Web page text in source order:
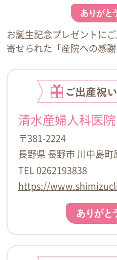
お誕生記念プレゼントに
寄せられた「産院への感
清水産婦人科医院
〒381-2224
長野県 長野市 川中島町
TEL 0262193838
https://